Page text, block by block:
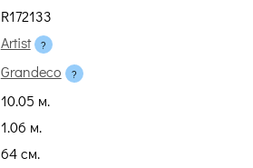
R172133
Artist
Grandeco
10.05 м.
1.06 м.
64 cм.